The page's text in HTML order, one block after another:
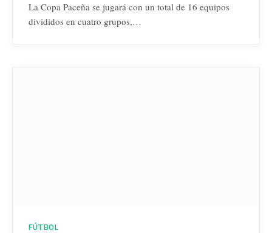
La Copa Paceña se jugará con un total de 16 equipos
divididos en cuatro grupos,…
FÚTBOL